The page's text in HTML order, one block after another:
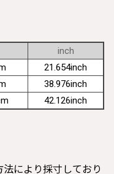
inch
21.654inch
38.976inch
42.126inch
により採寸しており